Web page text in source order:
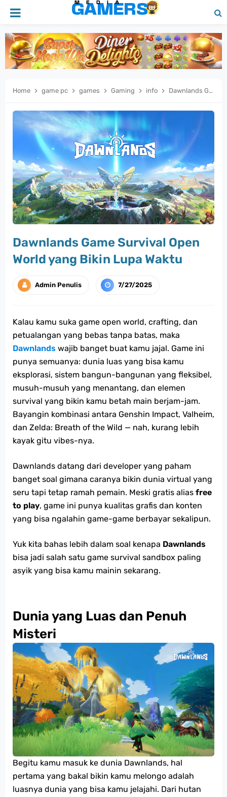
Home game pc games Gaming info Dawnlands Game Survival Open World yang Bikin Lupa Waktu
Dawnlands Game Survival Open
World yang Bikin Lupa Waktu
Admin Penulis 7/27/2025
Kalau kamu suka game open world, crafting, dan
petualangan yang bebas tanpa batas, maka
Dawnlands wajib banget buat kamu jajal. Game ini
punya semuanya: dunia luas yang bisa kamu
eksplorasi, sistem bangun-bangunan yang fleksibel,
musuh-musuh yang menantang, dan elemen
survival yang bikin kamu betah main berjam-jam.
Bayangin kombinasi antara Genshin Impact, Valheim,
dan Zelda: Breath of the Wild — nah, kurang lebih
kayak gitu vibes-nya.
Dawnlands datang dari developer yang paham
banget soal gimana caranya bikin dunia virtual yang
seru tapi tetap ramah pemain. Meski gratis alias free
to play, game ini punya kualitas grafis dan konten
yang bisa ngalahin game-game berbayar sekalipun.
Yuk kita bahas lebih dalam soal kenapa Dawnlands
bisa jadi salah satu game survival sandbox paling
asyik yang bisa kamu mainin sekarang.
Dunia yang Luas dan Penuh
Misteri
Begitu kamu masuk ke dunia Dawnlands, hal
pertama yang bakal bikin kamu melongo adalah
luasnya dunia yang bisa kamu jelajahi. Dari hutan